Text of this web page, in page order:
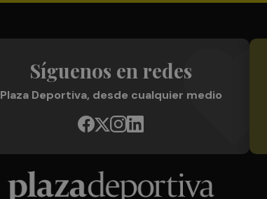
Síguenos en redes
Plaza Deportiva, desde cualquier medio